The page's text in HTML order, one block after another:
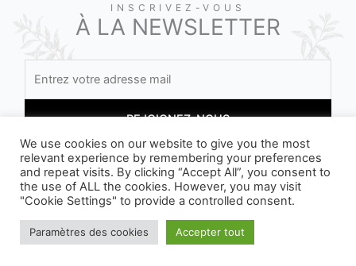
INSCRIVEZ-VOUS
À LA NEWSLETTER
En vous inscrivant, vous acceptez nos conditions
We use cookies on our website to give you the most
relevant experience by remembering your preferences
and repeat visits. By clicking “Accept All”, you consent to
the use of ALL the cookies. However, you may visit
"Cookie Settings" to provide a controlled consent.
Paramètres des cookies Accepter tout